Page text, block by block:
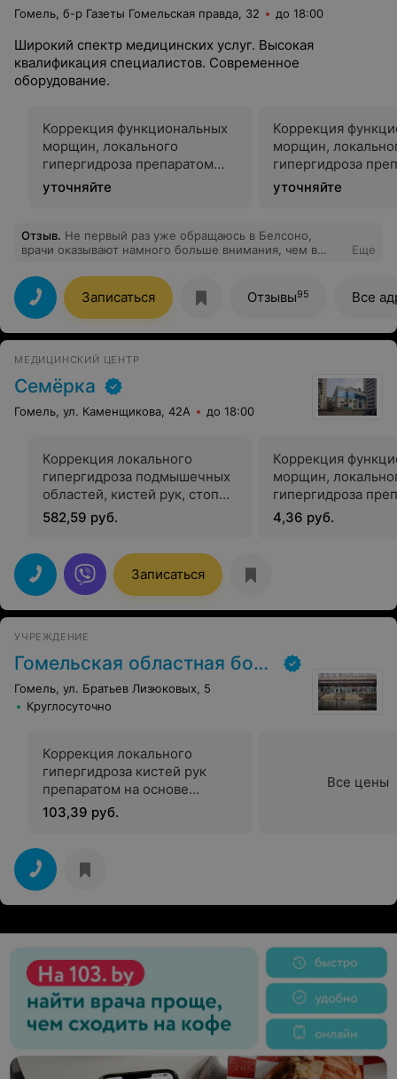
Гомель, б-р Газеты Гомельская правда, 32 до 18:00
Широкий спектр медицинских услуг. Высокая
квалификация специалистов. Современное
оборудование.
Коррекция функциональных
морщин, локального
гипергидроза препаратом
Диспорт
уточняйте
Коррекция
морщин,
гипергидроза
Релатокс
уточняйте
Отзыв. Не первый раз уже обращаюсь в Белсоно,
врачи оказывают намного больше внимания, чем в
кассе, но зависит больше от людей, которые туда
обращаются!
Еще
Записаться Отзывы95 Все
МЕДИЦИНСКИЙ ЦЕНТР
Семёрка
Гомель, ул. Каменщикова, 42А до 18:00
Коррекция локального
гипергидроза подмышечных
областей, кистей рук, стоп
препаратом на основе
ботулотоксина (диспорт) —
582,59 руб.
Коррекция
морщин,
гипергидроза
основе
(диспорт) — 1 ед.
4,36 руб.
Записаться
УЧРЕЖДЕНИЕ
Гомельская областная больница
Гомель, ул. Братьев Лизюковых, 5
Круглосуточно
Коррекция локального
гипергидроза кистей рук
препаратом на основе
ботулотоксина
103,39 руб.
Все цены